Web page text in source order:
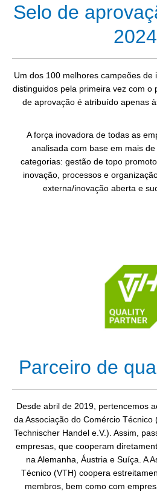
Selo de
2024
Um dos 100 melhores campeões de
distinguidos pela primeira vez com o
de aprovação é atribuído apenas
A força inovadora de todas as
analisada com base em mais
categorias: gestão de topo
inovação, processos e
externa/inovação aberta e
Parceiro de
Desde abril de 2019, pertencemos
da Associação do Comércio Técnico
Technischer Handel e.V.). Assim,
empresas, que cooperam
na Alemanha, Áustria e Suíça. A
Técnico (VTH) coopera
membros, bem como com